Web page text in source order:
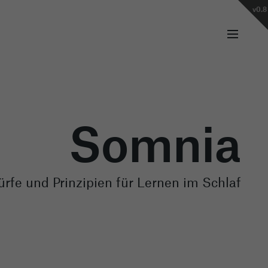
v0.8
Somnia
und Prinzipien für Lernen im Schlaf